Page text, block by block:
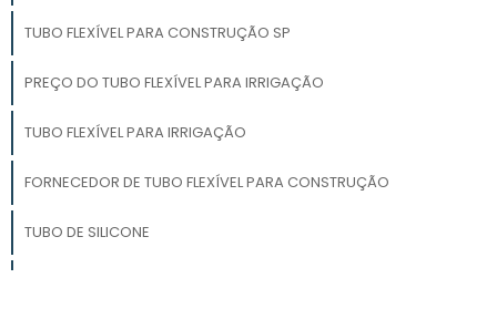
TUBO FLEXÍVEL PARA CONSTRUÇÃO SP
PREÇO DO TUBO FLEXÍVEL PARA IRRIGAÇÃO
TUBO FLEXÍVEL PARA IRRIGAÇÃO
FORNECEDOR DE TUBO FLEXÍVEL PARA CONSTRUÇÃO
TUBO DE SILICONE